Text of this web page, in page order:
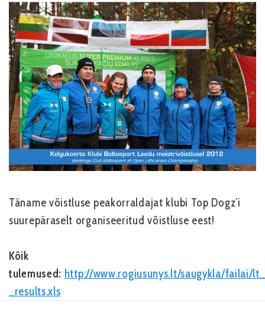
Täname võistluse peakorraldajat klubi Top Dogz’i
suurepäraselt organiseeritud võistluse eest!
Kõik
tulemused: http://www.rogiusunys.lt/saugykla/failai/
_results.xls